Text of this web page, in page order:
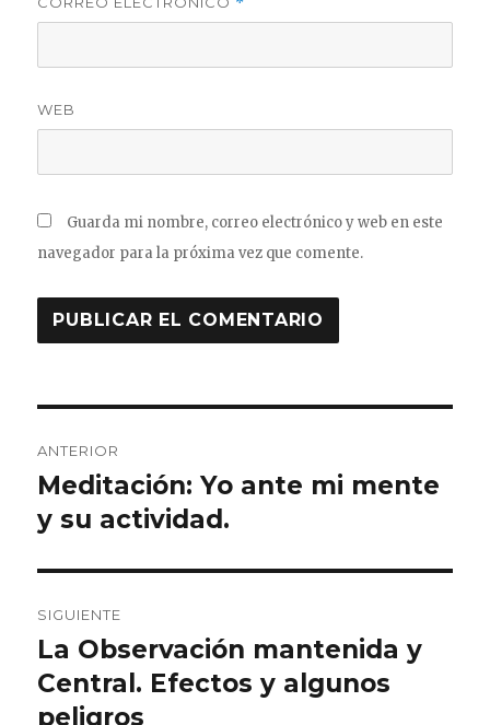
WEB
Guarda mi nombre, correo electrónico y web en este
navegador para la próxima vez que comente.
de
entradas
ANTERIOR
Entrada
anterior:
Meditación: Yo ante mi mente
y su actividad.
SIGUIENTE
Entrada
siguiente:
La Observación mantenida y
Central. Efectos y algunos
peligros